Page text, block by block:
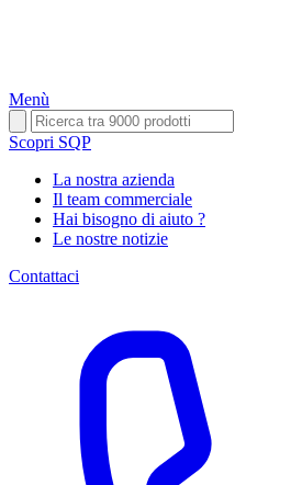
Menù
Scopri SQP
La nostra azienda
Il team commerciale
Hai bisogno di aiuto ?
Le nostre notizie
Contattaci